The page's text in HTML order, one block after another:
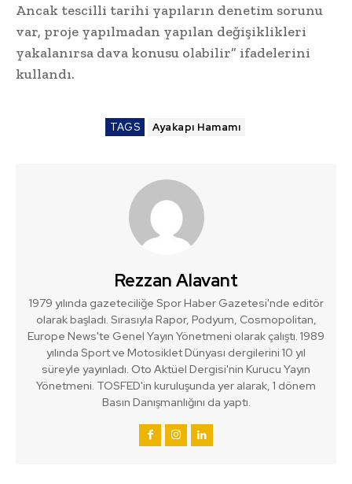
Ancak tescilli tarihi yapıların denetim sorunu
var, proje yapılmadan yapılan değişiklikleri
yakalanırsa dava konusu olabilir” ifadelerini
kullandı.
TAGS Ayakapı Hamamı
Rezzan Alavant
1979 yılında gazeteciliğe Spor Haber Gazetesi'nde editör
olarak başladı. Sırasıyla Rapor, Podyum, Cosmopolitan,
Europe News'te Genel Yayın Yönetmeni olarak çalıştı. 1989
yılında Sport ve Motosiklet Dünyası dergilerini 10 yıl
süreyle yayınladı. Oto Aktüel Dergisi'nin Kurucu Yayın
Yönetmeni. TOSFED'in kuruluşunda yer alarak, 1 dönem
Basın Danışmanlığını da yaptı.